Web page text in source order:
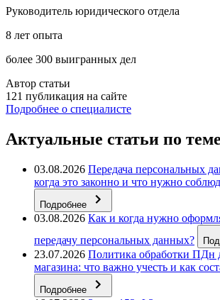
Руководитель юридического отдела
8 лет опыта
более 300 выигранных дел
Автор статьи
121 публикация на сайте
Подробнее о специалисте
Актуальные статьи по теме
03.08.2026 Передача персональных
когда это законно и что нужно
Подробнее
03.08.2026 Как и когда нужно
передачу персональных данных?
23.07.2026 Политика обработки ПДн
магазина: что важно учесть и как
Подробнее